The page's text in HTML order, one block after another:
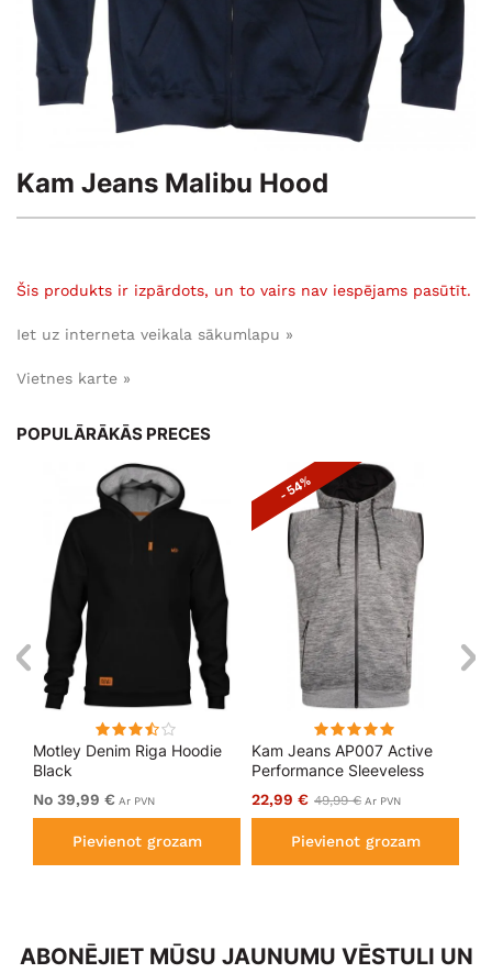
Kam Jeans Malibu Hood
Šis produkts ir izpārdots, un to vairs nav iespējams pasūtīt.
Iet uz interneta veikala sākumlapu »
Vietnes karte »
POPULĀRĀKĀS PRECES
Motley Denim Riga Hoodie
Black
No 39,99 € Ar PVN
Pievienot grozam
Kam Jeans AP007 Active
Performance Sleeveless
Hoody Grey
- 54%
22,99 € 49,99 € Ar PVN
Pievienot grozam
ABONĒJIET MŪSU JAUNUMU VĒSTULI UN